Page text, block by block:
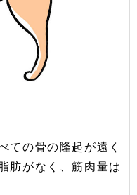
ての骨の隆起が遠く
肪がなく、筋肉量は